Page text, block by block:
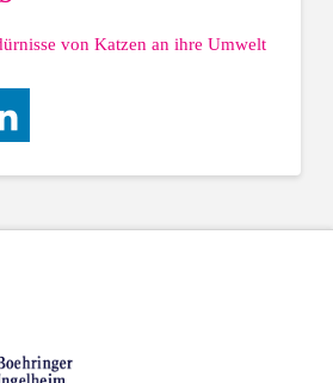
von Katzen an ihre Umwelt